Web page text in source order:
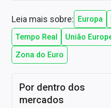
Leia mais sobre: Europa
Tempo Real
União
Zona do Euro
Por dentro dos
mercados